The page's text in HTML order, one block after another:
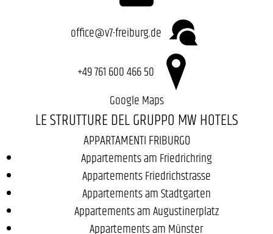
office@v7-freiburg.de
+49 761 600 466 50
Google Maps
LE STRUTTURE DEL GRUPPO MW HOTELS
APPARTAMENTI FRIBURGO
Appartements am Friedrichring
Appartements Friedrichstrasse
Appartements am Stadtgarten
Appartements am Augustinerplatz
Appartements am Münster